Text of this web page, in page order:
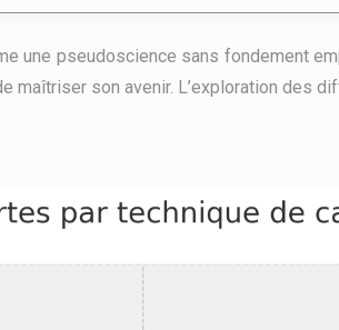
une pseudoscience sans fondement
maîtriser son avenir. L’exploration des